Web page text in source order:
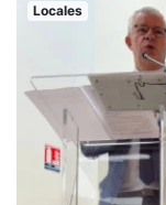
Locales